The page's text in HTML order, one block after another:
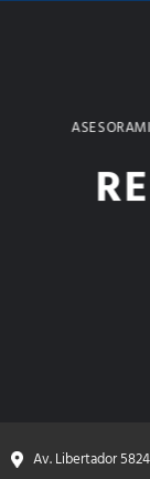
Av. Libertador 5824